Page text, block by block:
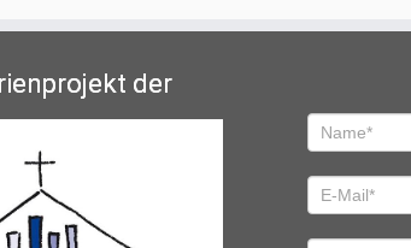
der
Schreiben
Sie